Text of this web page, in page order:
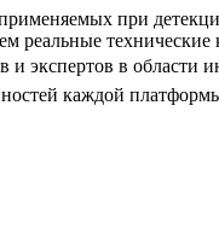
применяемых при
технические
и экспертов в
каждой